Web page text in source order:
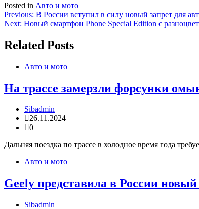
Posted in Авто и мото
Навигация
по
записям
Previous: В России вступил в силу новый запрет для
Next: Новый смартфон Phone Special Edition с
Related Posts
Авто и мото
На трассе замерзли форсунки
Sibadmin
26.11.2024
0
Дальняя поездка по трассе в холодное время года
Авто и мото
Geely представила в России
Sibadmin